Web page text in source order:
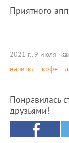
Приятного
2021 г., 9 июля
напитки
кофе
Понравилась
друзьями!